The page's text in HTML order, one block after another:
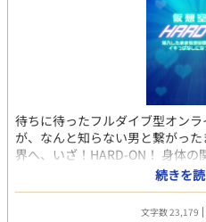
待ちに待ったフルダイブ型オン
が、なんと知らない男と繋がっ
界へ、いざ！HARD-ON！ 身体
BLです。ハッピーエンドです。
投稿しています。
続きを
文字数 23,179